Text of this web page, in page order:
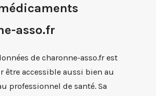
asso.fr
de charonne-asso.fr est
être accessible aussi bien au
professionnel de santé. Sa